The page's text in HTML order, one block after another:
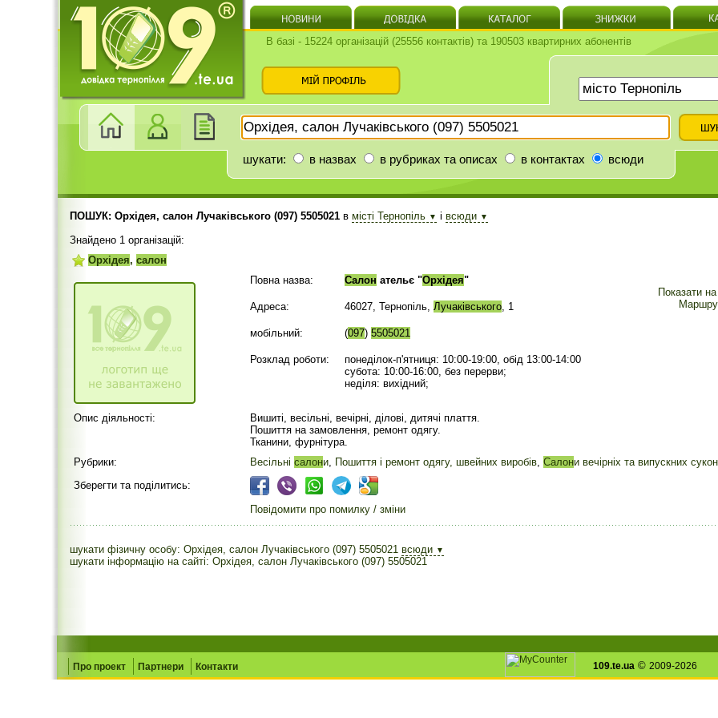
В базі - 15224 організацій (25556 контактів) та 190503 квартирних абонентів
шукати: в назвах в рубриках та описах в контактах всюди
ПОШУК: Орхідея, салон Лучаківського (097) 5505021 в місті Тернопіль ▼ і всюди ▼
Знайдено 1 організацій:
Орхідея, салон
Показати на
Повна назва: Салон ательє "Орхідея"
Адреса: 46027, Тернопіль, Лучаківського, 1
мобільний: (097) 5505021
Розклад роботи:
понеділок-п'ятниця: 10:00-19:00, обід 13:00-14:00
субота: 10:00-16:00, без перерви;
неділя: вихідний;
Опис діяльності:
Вишиті, весільні, вечірні, ділові, дитячі плаття.
Пошиття на замовлення, ремонт одягу.
Тканини, фурнітура.
Рубрики:
Весільні салони, Пошиття і ремонт одягу, швейних виробів, Салони вечірніх та випускних
Зберегти та поділитись:
Повідомити про помилку / зміни
шукати фізичну особу: Орхідея, салон Лучаківського (097) 5505021 всюди ▼
шукати інформацію на сайті: Орхідея, салон Лучаківського (097) 5505021
Про проект Партнери Контакти 109.te.ua © 2009-2026